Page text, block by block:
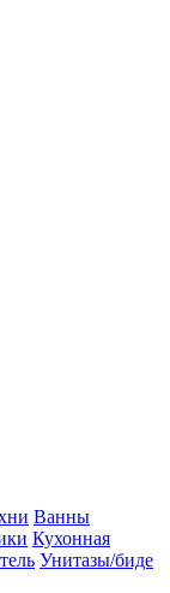
Ванны
Кухонная
Унитазы/биде